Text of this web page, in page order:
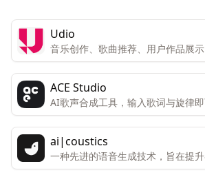
Udio
音乐创作、歌曲推荐、用户作品展
ACE Studio
AI歌声合成工具，输入歌词与旋律
声
ai|coustics
一种先进的语音生成技术，旨在提
现。